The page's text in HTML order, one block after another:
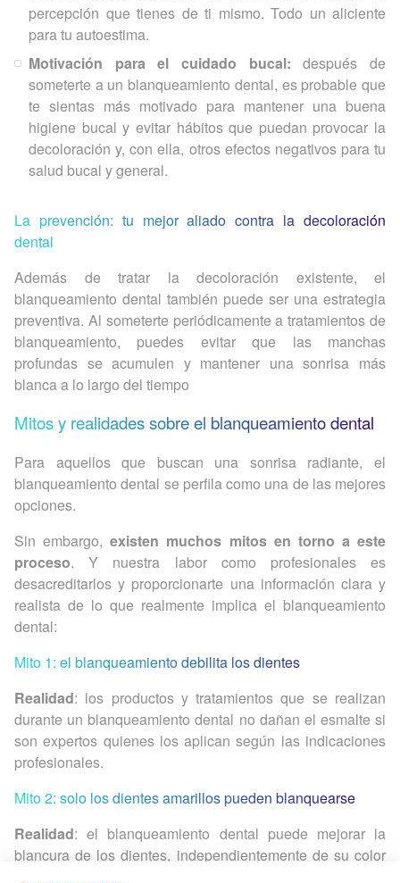
percepción que tienes de ti mismo. Todo un aliciente
para tu autoestima.
Motivación para el cuidado bucal: después de
someterte a un blanqueamiento dental, es probable que
te sientas más motivado para mantener una buena
higiene bucal y evitar hábitos que puedan provocar la
decoloración y, con ella, otros efectos negativos para tu
salud bucal y general.
La prevención: tu mejor aliado contra la decoloración
dental
Además de tratar la decoloración existente, el
blanqueamiento dental también puede ser una estrategia
preventiva. Al someterte periódicamente a tratamientos de
blanqueamiento, puedes evitar que las manchas
profundas se acumulen y mantener una sonrisa más
blanca a lo largo del tiempo
Mitos y realidades sobre el blanqueamiento dental
Para aquellos que buscan una sonrisa radiante, el
blanqueamiento dental se perfila como una de las mejores
opciones.
Sin embargo,existen muchos mitos en torno a este
proceso. Y nuestra labor como profesionales es
desacreditarlos y proporcionarte una información clara y
realista de lo que realmente implica el blanqueamiento
dental:
Mito 1: el blanqueamiento debilita los dientes
Realidad: los productos y tratamientos que se realizan
durante un blanqueamiento dental no dañan el esmalte si
son expertos quienes los aplican según las indicaciones
profesionales.
Mito 2: solo los dientes amarillos pueden blanquearse
Realidad: el blanqueamiento dental puede mejorar la
blancura de los dientes, independientemente de su color